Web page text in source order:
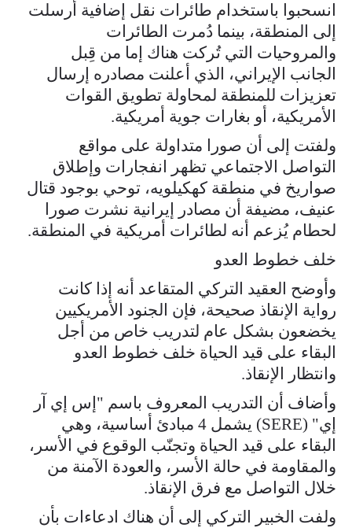
انسحبوا باستخدام طائرات نقل إضافية أُرسلت
إلى المنطقة، بينما دُمرت الطائرات
والمروحيات التي تُركت هناك إما من قِبل
الجانب الإيراني، الذي أعلنت مصادره إرسال
تعزيزات للمنطقة لمحاولة تطويق القوات
الأمريكية، أو بغارات جوية أمريكية.
ولفتت إلى أن صورا متداولة على مواقع
التواصل الاجتماعي تظهر انفجارات وإطلاق
صواريخ في منطقة كهكيلويه، توحي بوجود قتال
عنيف، مضيفة أن مصادر إيرانية نشرت صورا
لحطام يُزعم أنه لطائرات أمريكية في المنطقة.
خلف خطوط العدو
وأوضح العقيد التركي المتقاعد أنه إذا كانت
رواية الإنقاذ صحيحة، فإن الجنود الأمريكيين
يخضعون بشكل عام لتدريب خاص من أجل
البقاء على قيد الحياة خلف خطوط العدو
وانتظار الإنقاذ.
وأضاف أن التدريب المعروف باسم "إس إي آر
إي" (SERE) يشمل 4 مبادئ أساسية، وهي
البقاء على قيد الحياة وتجنّب الوقوع في الأسر،
والمقاومة في حالة الأسر، والعودة الآمنة من
خلال التواصل مع فرق الإنقاذ.
ولفت الخبير التركي إلى أن هناك ادعاءات بأن